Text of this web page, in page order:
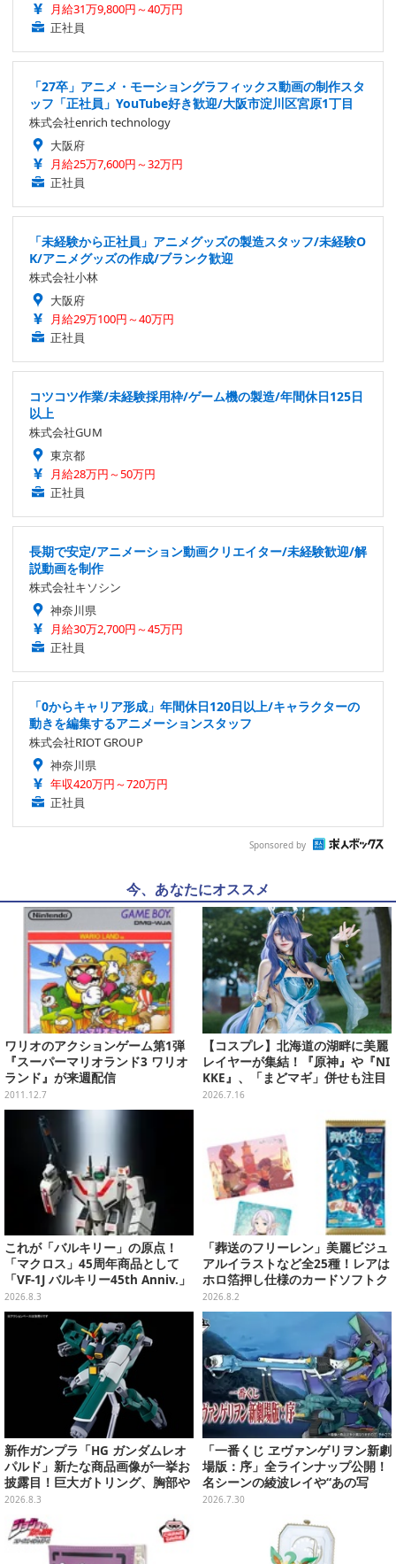
月給31万9,800円～40万円
正社員
「27卒」アニメ・モーショングラフィックス動画の制作スタ
ッフ「正社員」YouTube好き歓迎/大阪市淀川区宮原1丁目
株式会社enrich technology
大阪府
月給25万7,600円～32万円
正社員
「未経験から正社員」アニメグッズの製造スタッフ/未経験O
K/アニメグッズの作成/ブランク歓迎
株式会社小林
大阪府
月給29万100円～40万円
正社員
コツコツ作業/未経験採用枠/ゲーム機の製造/年間休日125日
以上
株式会社GUM
東京都
月給28万円～50万円
正社員
長期で安定/アニメーション動画クリエイター/未経験歓迎/解
説動画を制作
株式会社キソシン
神奈川県
月給30万2,700円～45万円
正社員
「0からキャリア形成」年間休日120日以上/キャラクターの
動きを編集するアニメーションスタッフ
株式会社RIOT GROUP
神奈川県
年収420万円～720万円
正社員
Sponsored by
今、あなたにオススメ
ワリオのアクションゲーム第1弾
『スーパーマリオランド3 ワリオ
ランド』が来週配信
2011.12.7
【コスプレ】北海道の湖畔に美麗
レイヤーが集結！『原神』や『NI
KKE』、「まどマギ」併せも注目
の美女たち11選【写真51枚】
2026.7.16
これが「バルキリー」の原点！
「マクロス」45周年商品として
「VF-1J バルキリー45th Anniv.」
が予約開始
2026.8.3
「葬送のフリーレン」美麗ビジュ
アルイラストなど全25種！レアは
ホロ箔押し仕様のカードソフトク
ッキー
2026.8.2
新作ガンプラ「HG ガンダムレオ
パルド」新たな商品画像が一挙お
披露目！巨大ガトリング、胸部や
肩武装のハッチ展開までたっぷり
11枚
2026.8.3
「一番くじ ヱヴァンゲリヲン新劇
場版：序」全ラインナップ公開！
名シーンの綾波レイや“あの写
真”の葛城ミサトフィギュアほ
2026.7.30